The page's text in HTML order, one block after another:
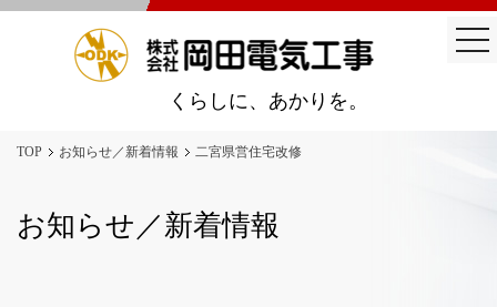
くらしに、あかりを。
TOP お知らせ／新着情報 二宮県営住宅改修
お知らせ／新着情報